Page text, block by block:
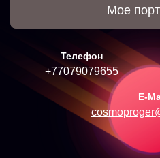
Мое
Телефон
+77079079655
E-